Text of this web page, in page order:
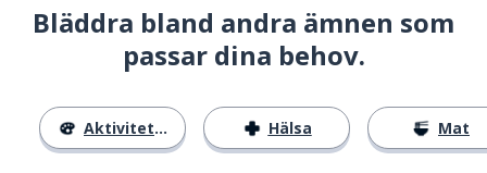
Bläddra bland andra ämnen som
passar dina behov.
Aktiviteter Hälsa Mat